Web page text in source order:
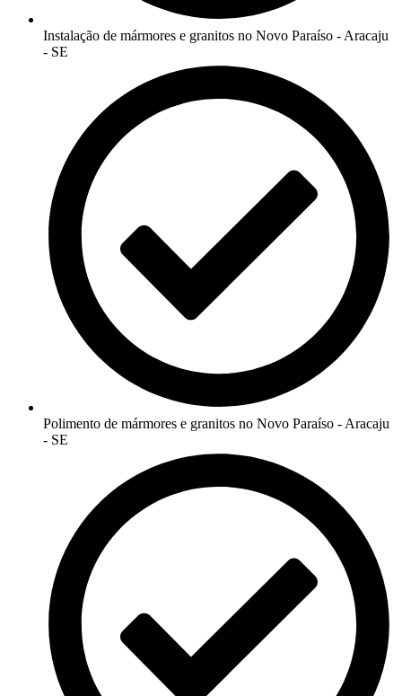
Instalação de mármores e granitos no Novo Paraíso - Aracaju
- SE
Polimento de mármores e granitos no Novo Paraíso - Aracaju
- SE